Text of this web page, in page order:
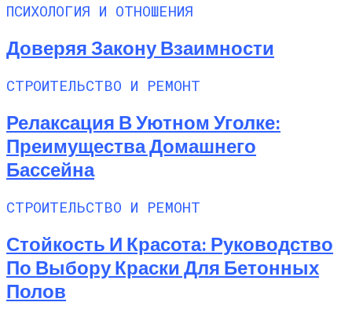
ПСИХОЛОГИЯ И ОТНОШЕНИЯ
Доверяя Закону Взаимности
СТРОИТЕЛЬСТВО И РЕМОНТ
Релаксация В Уютном Уголке:
Преимущества Домашнего
Бассейна
СТРОИТЕЛЬСТВО И РЕМОНТ
Стойкость И Красота: Руководство
По Выбору Краски Для Бетонных
Полов